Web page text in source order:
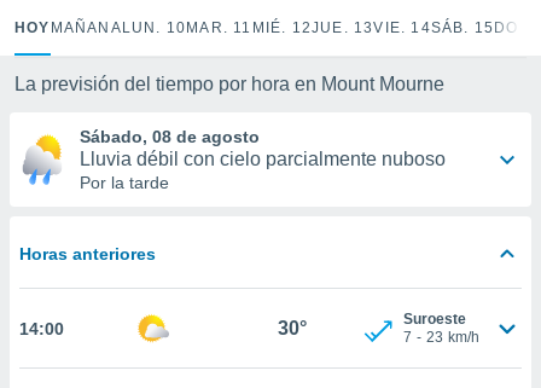
que se
calidad.
a este
las
y
forma
digital
HOY MAÑANA LUN. 10 MAR. 11 MIÉ. 12JUE. 13VIE. 14SÁB. 15
La previsión del tiempo por hora en Mount Mourne
Sábado, 08 de agosto
Lluvia débil con cielo parcialmente nuboso
Por la tarde
Horas anteriores
14:00 30°
Suroeste
7 - 23 km/h